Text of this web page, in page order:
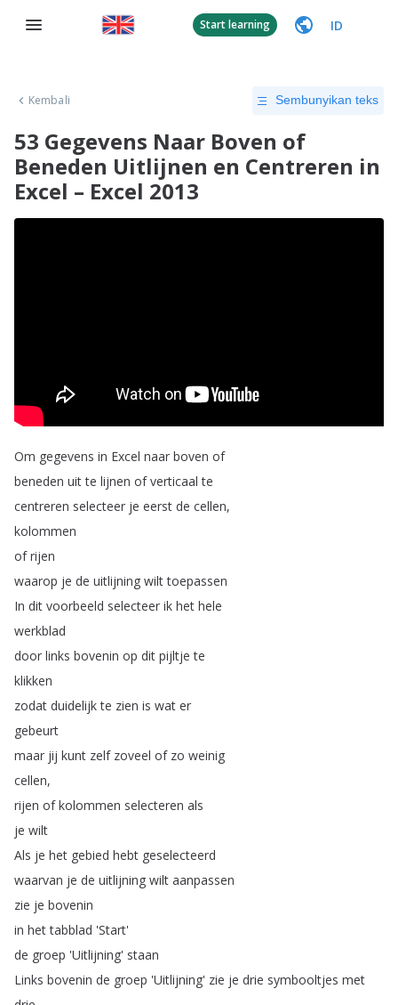
Start learning ID
Kembali Sembunyikan teks
53 Gegevens Naar Boven of
Beneden Uitlijnen en Centreren in
Excel – Excel 2013
Om gegevens in Excel naar boven of
beneden uit te lijnen of verticaal te
centreren selecteer je eerst de cellen,
kolommen
of rijen
waarop je de uitlijning wilt toepassen
In dit voorbeeld selecteer ik het hele
werkblad
door links bovenin op dit pijltje te
klikken
zodat duidelijk te zien is wat er
gebeurt
maar jij kunt zelf zoveel of zo weinig
cellen,
rijen of kolommen selecteren als
je wilt
Als je het gebied hebt geselecteerd
waarvan je de uitlijning wilt aanpassen
zie je bovenin
in het tabblad 'Start'
de groep 'Uitlijning' staan
Links bovenin de groep 'Uitlijning' zie je drie symbooltjes met